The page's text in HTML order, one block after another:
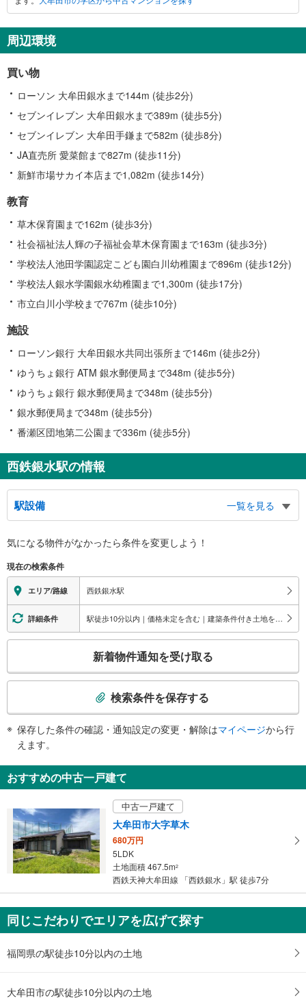
市
関
す
情
報
周辺環境
買い物
ローソン 大牟田銀水まで144m (徒歩2分)
セブンイレブン 大牟田銀水まで389m (徒歩5分)
セブンイレブン 大牟田手鎌まで582m (徒歩8分)
JA直売所 愛菜館まで827m (徒歩11分)
新鮮市場サカイ本店まで1,082m (徒歩14分)
教育
草木保育園まで162m (徒歩3分)
社会福祉法人輝の子福祉会草木保育園まで163m (徒歩3分)
学校法人池田学園認定こども園白川幼稚園まで896m (徒歩12分)
学校法人銀水学園銀水幼稚園まで1,300m (徒歩17分)
市立白川小学校まで767m (徒歩10分)
施設
ローソン銀行 大牟田銀水共同出張所まで146m (徒歩2分)
ゆうちょ銀行 ATM 銀水郵便局まで348m (徒歩5分)
ゆうちょ銀行 銀水郵便局まで348m (徒歩5分)
銀水郵便局まで348m (徒歩5分)
番瀬区団地第二公園まで336m (徒歩5分)
西鉄銀水駅の情報
駅設備
一覧を見る
※段差なしでの移動経路
地上⇔改札⇔ホーム：◯
スロープ
・ホーム⇔構内踏切
その他
・点字運賃表
気になる物件がなかったら条件を変更しよう！
現在の検索条件
エリア/路線 西鉄銀水駅
詳細条件 駅徒歩10分以内｜価格未定を含む｜建築条件付き土地を含む
検
知
を
け
取
る
・
条
マ
イ
ペ
ー
に
新着物件通知を受け取る
検索条件を保存する
保存した条件の確認・通知設定の変更・解除はマイページから行
えます。
おすすめの中古一戸建て
中古一戸建て
大牟田市大字草木
680万円
5LDK
土地面積 467.5m2
西鉄天神大牟田線 「西鉄銀水」駅 徒歩7分
同じこだわりでエリアを広げて探す
福岡県の駅徒歩10分以内の土地
大牟田市の駅徒歩10分以内の土地